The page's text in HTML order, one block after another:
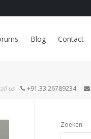
Blog Contact
us +91.33.26789234
Zoeken